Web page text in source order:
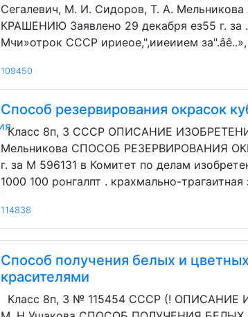
Сегалевич, М. И. Сидоров, T. А.
КРАШЕНИЮ Заявлено 29 декабря ез55 г. за
Мчи»отрок СССР ириеое,",ииеиием
109450
Способ резервирования окрасок
Класс 8п, 3 СССР ОПИСАНИЕ
Мельникова СПОСОБ РЕЗЕРВИРОВАНИЯ
г. за М 596131 в Комитет по делам
1000 100 ронгалпт . крахмально-
114838
Способ получения белых и
красителями
Класс 8п, 3 № 115454 СССР (! ОПИСАНИЕ